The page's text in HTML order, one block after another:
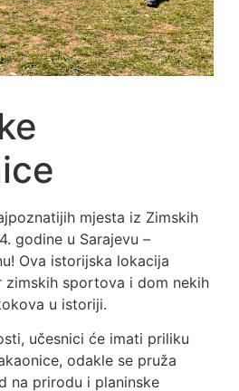
mjesta iz Zimskih
godine u Sarajevu –
Ova istorijska lokacija
zimskih sportova i dom nekih
u istoriji.
učesnici će imati priliku
odakle se pruža
na prirodu i planinske